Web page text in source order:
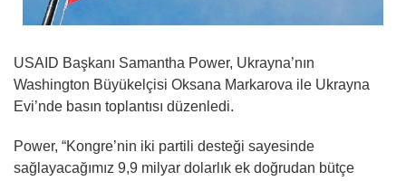
USAID Başkanı Samantha Power, Ukrayna’nın
Washington Büyükelçisi Oksana Markarova ile Ukrayna
Evi’nde basın toplantısı düzenledi.
Power, “Kongre’nin iki partili desteği sayesinde
sağlayacağımız 9,9 milyar dolarlık ek doğrudan bütçe